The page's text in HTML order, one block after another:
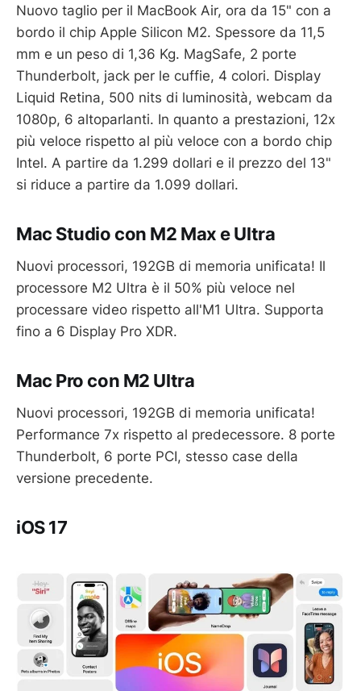
Nuovo taglio per il MacBook Air, ora da 15" con a
bordo il chip Apple Silicon M2. Spessore da 11,5
mm e un peso di 1,36 Kg. MagSafe, 2 porte
Thunderbolt, jack per le cuffie, 4 colori. Display
Liquid Retina, 500 nits di luminosità, webcam da
1080p, 6 altoparlanti. In quanto a prestazioni, 12x
più veloce rispetto al più veloce con a bordo chip
Intel. A partire da 1.299 dollari e il prezzo del 13"
si riduce a partire da 1.099 dollari.
Mac Studio con M2 Max e Ultra
Nuovi processori, 192GB di memoria unificata! Il
processore M2 Ultra è il 50% più veloce nel
processare video rispetto all'M1 Ultra. Supporta
fino a 6 Display Pro XDR.
Mac Pro con M2 Ultra
Nuovi processori, 192GB di memoria unificata!
Performance 7x rispetto al predecessore. 8 porte
Thunderbolt, 6 porte PCI, stesso case della
versione precedente.
iOS 17